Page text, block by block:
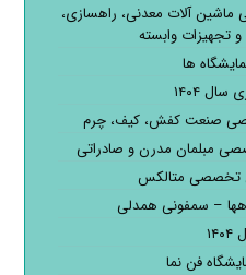
آلات معدنی، راهسازی،
تجهیزات وابسته
ها
۱۴۰۴
صنعت کفش، کیف، چرم
مبلمان مدرن و صادراتی
تخصصی متالکس
– سمفونی همدلی
فن نما